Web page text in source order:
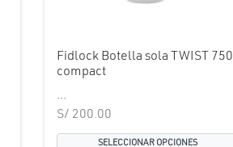
Fidlock Botella sola TWIST 750
compact
...
S/ 200.00
SELECCIONAR OPCIONES